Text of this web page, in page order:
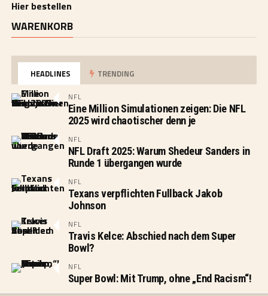
Hier bestellen
WARENKORB
HEADLINES TRENDING
NFL
Eine Million Simulationen zeigen: Die NFL
2025 wird chaotischer denn je
NFL
NFL Draft 2025: Warum Shedeur Sanders in
Runde 1 übergangen wurde
NFL
Texans verpflichten Fullback Jakob
Johnson
NFL
Travis Kelce: Abschied nach dem Super
Bowl?
NFL
Super Bowl: Mit Trump, ohne „End Racism“!